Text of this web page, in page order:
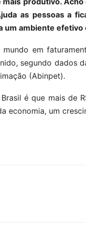
as pessoas a
um ambiente efetivo
em
segundo dados
(Abinpet).
é que mais de
economia, um